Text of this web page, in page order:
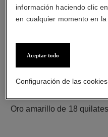
Oro amarillo de 18 quilates
información haciendo clic
en cualquier momento en la
Aceptar todo
Configuración de las cookies